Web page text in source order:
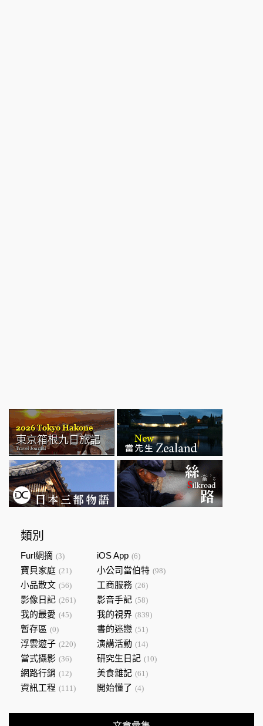
類別
Furl網摘 (3) iOS App (6)
寶貝家庭 (21) 小公司當伯特 (98)
小品散文 (56) 工商服務 (26)
影像日記 (261) 影音手記 (58)
我的最愛 (45) 我的視界 (839)
暫存區 (0) 書的迷戀 (51)
浮雲遊子 (220) 演講活動 (14)
當式攝影 (36) 研究生日記 (10)
網路行銷 (12) 美食雜記 (61)
資訊工程 (111) 開始懂了 (4)